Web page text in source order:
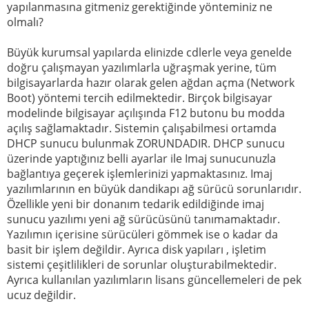
yapılanmasına gitmeniz gerektiğinde yönteminiz ne
olmalı?
Büyük kurumsal yapılarda elinizde cdlerle veya genelde
doğru çalışmayan yazılımlarla uğraşmak yerine, tüm
bilgisayarlarda hazır olarak gelen ağdan açma (Network
Boot) yöntemi tercih edilmektedir. Birçok bilgisayar
modelinde bilgisayar açılışında F12 butonu bu modda
açılış sağlamaktadır. Sistemin çalışabilmesi ortamda
DHCP sunucu bulunmak ZORUNDADIR. DHCP sunucu
üzerinde yaptığınız belli ayarlar ile Imaj sunucunuzla
bağlantıya geçerek işlemlerinizi yapmaktasınız. Imaj
yazılımlarının en büyük dandikapı ağ sürücü sorunlarıdır.
Özellikle yeni bir donanım tedarik edildiğinde imaj
sunucu yazılımı yeni ağ sürücüsünü tanımamaktadır.
Yazılımın içerisine sürücüleri gömmek ise o kadar da
basit bir işlem değildir. Ayrıca disk yapıları , işletim
sistemi çeşitlilikleri de sorunlar oluşturabilmektedir.
Ayrıca kullanılan yazılımların lisans güncellemeleri de pek
ucuz değildir.